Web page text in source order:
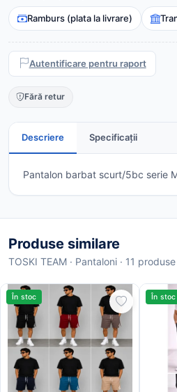
Ramburs (plata la livrare)
Autentificare pentru raport
Fără retur
Descriere Specificații
Pantalon barbat scurt/5bc serie
Produse similare
TOSKI TEAM · Pantaloni · 11 produse
În stoc În stoc